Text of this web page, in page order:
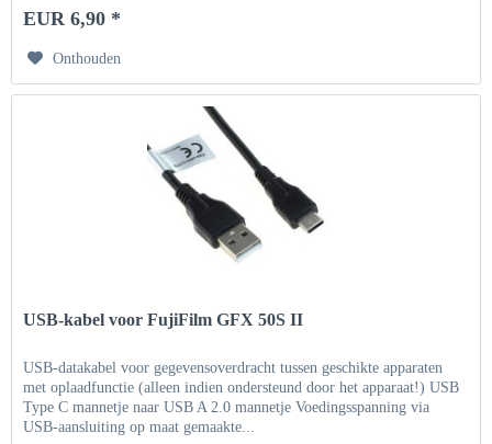
EUR 6,90 *
Onthouden
USB-kabel voor FujiFilm GFX 50S II
USB-datakabel voor gegevensoverdracht tussen geschikte apparaten
met oplaadfunctie (alleen indien ondersteund door het apparaat!) USB
Type C mannetje naar USB A 2.0 mannetje Voedingsspanning via
USB-aansluiting op maat gemaakte...